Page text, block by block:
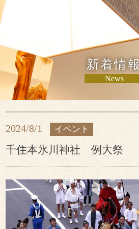
新着情報
News
2024/8/1 イベント
千住本氷川神社 例大祭